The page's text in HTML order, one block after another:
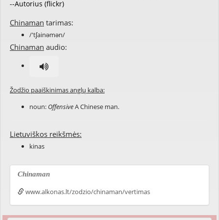
--Autorius (flickr)
Chinaman tarimas:
/'tʃainəmən/
Chinaman audio:
Žodžio paaiškinimas anglų kalba:
noun: OffensiveA Chinese man.
Lietuviškos reikšmės:
kinas
Chinaman
www.alkonas.lt/zodzio/chinaman/vertimas